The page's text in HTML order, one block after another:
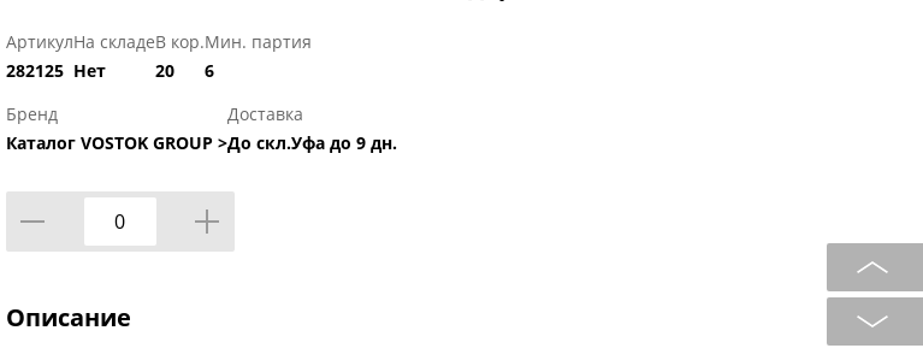
Артикул
282125
На складе
Нет
В кор.
20
Мин. партия
6
Бренд
Каталог VOSTOK GROUP >
Доставка
До скл.Уфа до 9 дн.
Описание